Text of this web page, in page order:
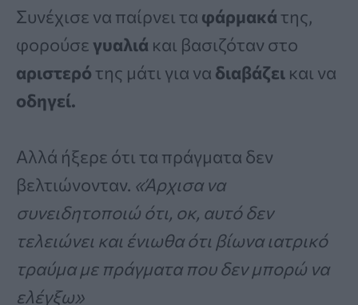
Συνέχισε να παίρνει τα φάρμακά της,
φορούσεγυαλιά και βασιζόταν στο
αριστερό της μάτι για να διαβάζει και να
οδηγεί.
Αλλά ήξερε ότι τα πράγματα δεν
βελτιώνονταν. «Άρχισα να
συνειδητοποιώ ότι, οκ, αυτό δεν
τελειώνει και ένιωθα ότι βίωνα ιατρικό
τραύμα με πράγματα που δεν μπορώ να
ελέγξω»